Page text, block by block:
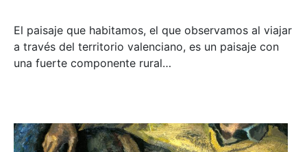
El paisaje que habitamos, el que observamos al viajar
a través del territorio valenciano, es un paisaje con
una fuerte componente rural…